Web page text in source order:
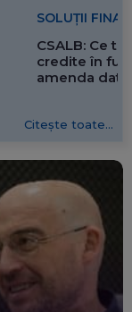
SOLUȚII
CSALB: Ce
credite în
amenda
Citește toate...